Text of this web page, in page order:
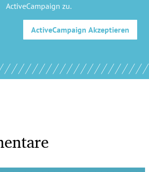
ActiveCampaign zu.
ActiveCampaign Akzeptieren